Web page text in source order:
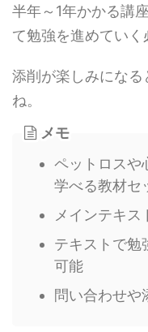
半年～1年かかる講
て勉強を進めていく
添削が楽しみになる
ね。
メモ
ペットロスや
学べる教材セ
メインテキス
テキストで勉
可能
問い合わせや